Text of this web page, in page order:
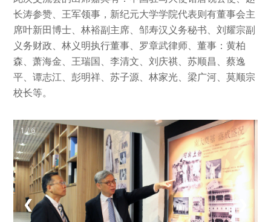
长涛参赞、王军领事，新纪元大学学院代表则有董事会主
席叶新田博士、林裕副主席、邹寿汉义务秘书、刘耀宗副
义务财政、林义明执行董事、罗章武律师、董事：黄柏
森、萧海金、王瑞国、李清文、刘庆祺、苏顺昌、蔡逸
平、谭志江、彭明祥、苏子源、林家光、梁广河、莫顺宗
校长等。
1 / 6
❮ ❯